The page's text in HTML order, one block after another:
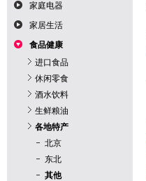
家庭电器
家居生活
食品健康
进口食品
休闲零食
酒水饮料
生鲜粮油
各地特产
北京
东北
其他